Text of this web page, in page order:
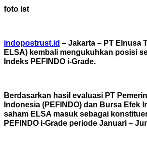
foto ist
indopostrust.id – Jakarta – PT Elnusa
ELSA) kembali mengukuhkan posisi
Indeks PEFINDO i-Grade.
Berdasarkan hasil evaluasi PT
Indonesia (PEFINDO) dan Bursa Efek
saham ELSA masuk sebagai
PEFINDO i-Grade periode Januari –